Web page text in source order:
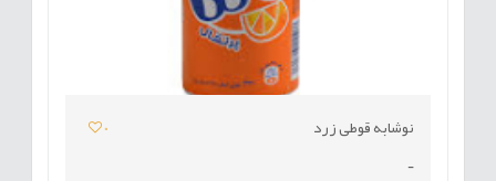
نوشابه قوطی زرد
0
-